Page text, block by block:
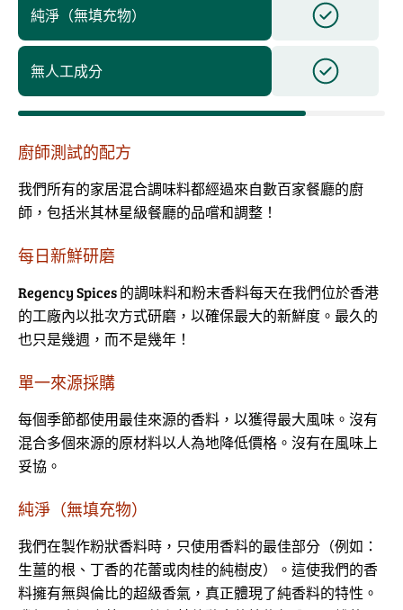
純淨（無填充物）
無人工成分
廚師測試的配方
我們所有的家居混合調味料都經過來自數百家餐廳的廚
師，包括米其林星級餐廳的品嚐和調整！
每日新鮮研磨
Regency Spices 的調味料和粉末香料每天在我們位於香港
的工廠內以批次方式研磨，以確保最大的新鮮度。最久的
也只是幾週，而不是幾年！
單一來源採購
每個季節都使用最佳來源的香料，以獲得最大風味。沒有
混合多個來源的原材料以人為地降低價格。沒有在風味上
妥協。
純淨（無填充物）
我們在製作粉狀香料時，只使用香料的最佳部分（例如：
生薑的根、丁香的花蕾或肉桂的純樹皮）。這使我們的香
料擁有無與倫比的超級香氣，真正體現了純香料的特性。